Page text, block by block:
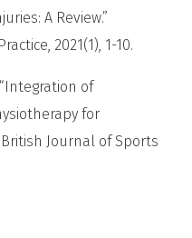
A Review.”
2021(1), 1-10.
“Integration of
for
Journal of Sports